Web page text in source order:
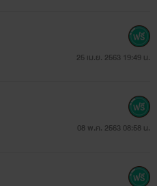
25 เม.ย. 2563 19:49 น.
08 พ.ค. 2563 08:58 น.